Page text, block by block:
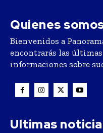
Quienes
Bienvenidos a
encontrarás las
informaciones sobre
Ultimas